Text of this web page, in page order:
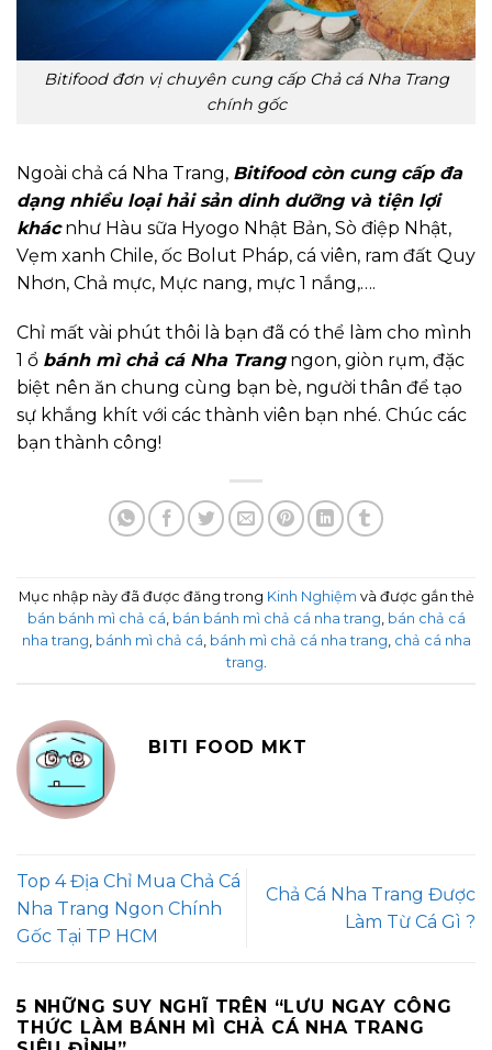
Bitifood đơn vị chuyên cung cấp Chả cá Nha Trang
chính gốc
Ngoài chả cá Nha Trang, Bitifood còn cung cấp đa
dạng nhiều loại hải sản dinh dưỡng và tiện lợi
khácnhư Hàu sữa Hyogo Nhật Bản, Sò điệp Nhật,
Vẹm xanh Chile, ốc Bolut Pháp, cá viên, ram đất Quy
Nhơn, Chả mực, Mực nang, mực 1 nắng,….
Chỉ mất vài phút thôi là bạn đã có thể làm cho mình
1 ổ bánh mì chả cá Nha Trangngon, giòn rụm, đặc
biệt nên ăn chung cùng bạn bè, người thân để tạo
sự khắng khít với các thành viên bạn nhé. Chúc các
bạn thành công!
Mục nhập này đã được đăng trong Kinh Nghiệm và được gắn thẻ
bán bánh mì chả cá bán bánh mì chả cá nha trang bán chả cá
nha trang bánh mì chả cá bánh mì chả cá nha trang chả cá nha
trang
BITI FOOD MKT
Top 4 Địa Chỉ Mua Chả Cá
Nha Trang Ngon Chính
Gốc Tại TP HCM
Chả Cá Nha Trang Được
Làm Từ Cá Gì ?
5 NHỮNG SUY NGHĨ TRÊN “LƯU NGAY CÔNG
THỨC LÀM BÁNH MÌ CHẢ CÁ NHA TRANG